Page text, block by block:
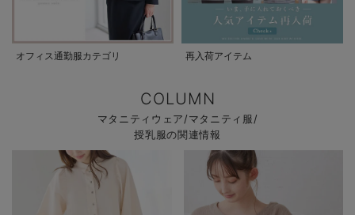
オフィス通勤服カテゴリ 再入荷アイテム
COLUMN
マタニティウェア/マタニティ服/
授乳服の関連情報